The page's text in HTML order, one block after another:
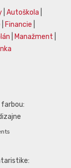
Autoškola
Financie
Manažment